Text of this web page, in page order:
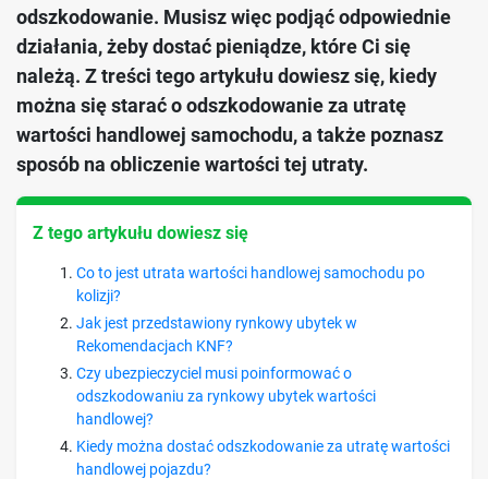
odszkodowanie. Musisz więc podjąć odpowiednie
działania, żeby dostać pieniądze, które Ci się
należą. Z treści tego artykułu dowiesz się, kiedy
można się starać o odszkodowanie za utratę
wartości handlowej samochodu, a także poznasz
sposób na obliczenie wartości tej utraty.
Z tego artykułu dowiesz się
Co to jest utrata wartości handlowej samochodu po
kolizji?
Jak jest przedstawiony rynkowy ubytek w
Rekomendacjach KNF?
Czy ubezpieczyciel musi poinformować o
odszkodowaniu za rynkowy ubytek wartości
handlowej?
Kiedy można dostać odszkodowanie za utratę wartości
handlowej pojazdu?